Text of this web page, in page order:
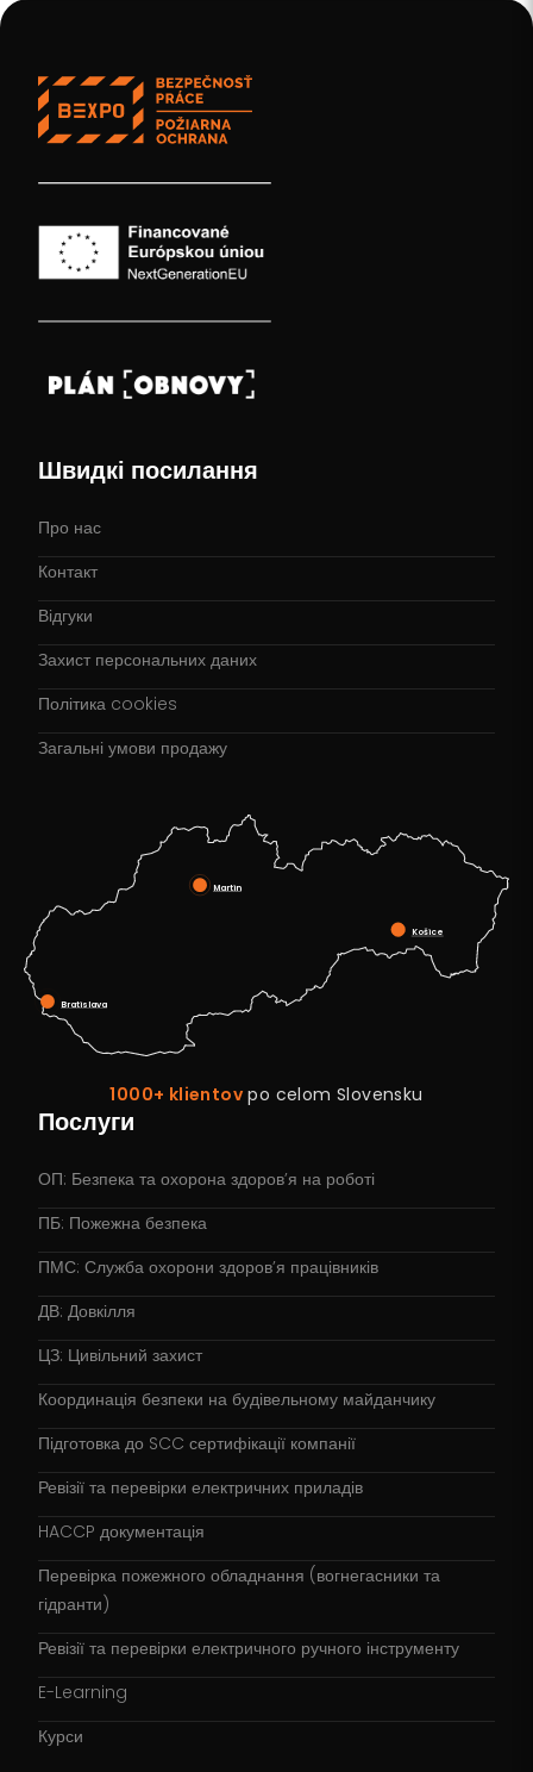
Швидкі посилання
Про нас
Контакт
Відгуки
Захист персональних даних
Політика cookies
Загальні умови продажу
Bratislava
Martin
Košice
1000+ klientov po celom Slovensku
Послуги
ОП: Безпека та охорона здоров’я на роботі
ПБ: Пожежна безпека
ПМС: Служба охорони здоров’я працівників
ДВ: Довкілля
ЦЗ: Цивільний захист
Координація безпеки на будівельному майданчику
Підготовка до SCC сертифікації компанії
Ревізії та перевірки електричних приладів
HACCP документація
Перевірка пожежного обладнання (вогнегасники та
гідранти)
Ревізії та перевірки електричного ручного інструменту
E-Learning
Курси